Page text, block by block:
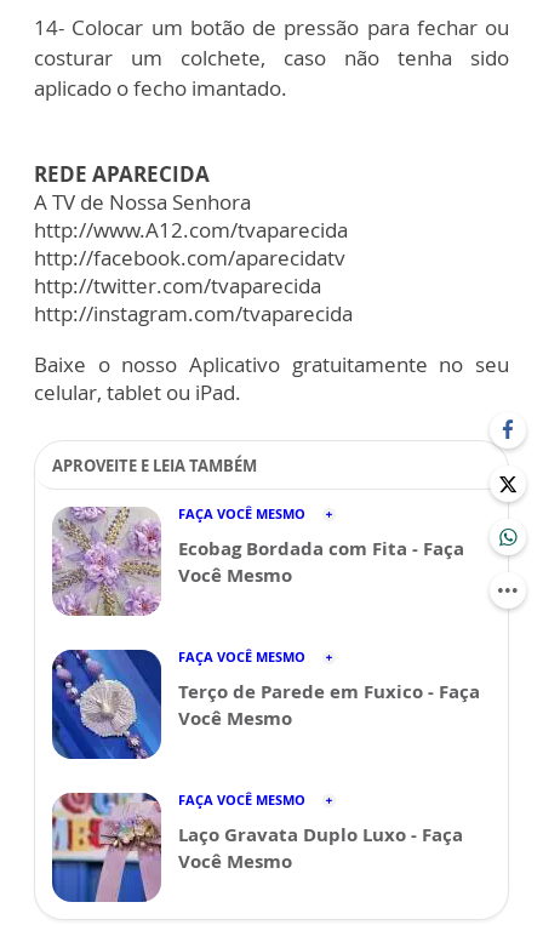
14- Colocar um botão de pressão para fechar ou
costurar um colchete, caso não tenha sido
aplicado o fecho imantado.
REDE APARECIDA
A TV de Nossa Senhora
http://www.A12.com/tvaparecida
http://facebook.com/aparecidatv
http://twitter.com/tvaparecida
http://instagram.com/tvaparecida
Baixe o nosso Aplicativo gratuitamente no seu
celular, tablet ou iPad.
APROVEITE E LEIA TAMBÉM
FAÇA VOCÊ MESMO
Ecobag Bordada com Fita - Faça
Você Mesmo
FAÇA VOCÊ MESMO
Terço de Parede em Fuxico - Faça
Você Mesmo
FAÇA VOCÊ MESMO
Laço Gravata Duplo Luxo - Faça
Você Mesmo